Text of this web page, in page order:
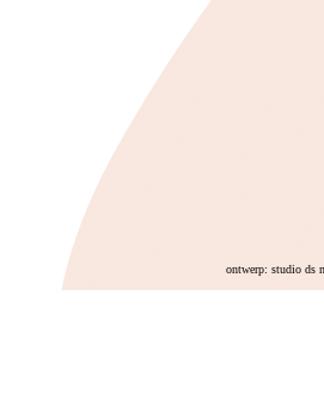
ontwerp: studio ds